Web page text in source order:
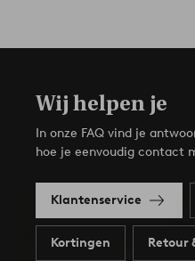
Wij helpen je
In onze FAQ vind je
hoe je eenvoudig contact
Klantenservice
Kortingen Retour